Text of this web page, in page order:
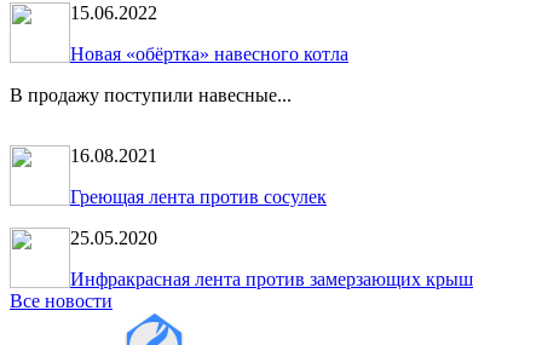
15.06.2022
Новая «обёртка» навесного котла
В продажу поступили навесные...
16.08.2021
Греющая лента против сосулек
25.05.2020
Инфракрасная лента против замерзающих крыш
Все новости